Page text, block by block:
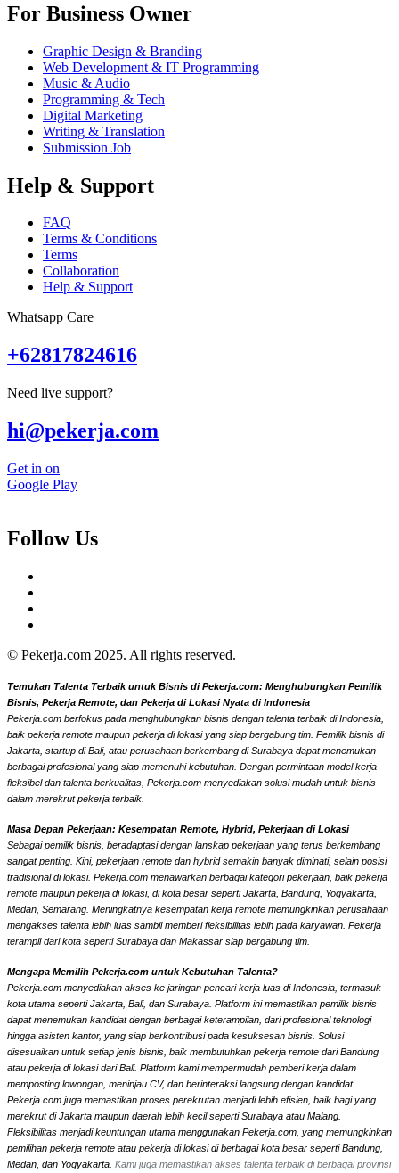
For Business Owner
Graphic Design & Branding
Web Development & IT Programming
Music & Audio
Programming & Tech
Digital Marketing
Writing & Translation
Submission Job
Help & Support
FAQ
Terms & Conditions
Terms
Collaboration
Help & Support
Whatsapp Care
+62817824616
Need live support?
hi@pekerja.com
Get in on
Google Play
Follow Us
© Pekerja.com 2025. All rights reserved.
Temukan Talenta Terbaik untuk Bisnis di Pekerja.com: Menghubungkan Pemilik
Bisnis, Pekerja Remote, dan Pekerja di Lokasi Nyata di Indonesia
Pekerja.com berfokus pada menghubungkan bisnis dengan talenta terbaik di Indonesia,
baik pekerja remote maupun pekerja di lokasi yang siap bergabung tim. Pemilik bisnis di
Jakarta, startup di Bali, atau perusahaan berkembang di Surabaya dapat menemukan
berbagai profesional yang siap memenuhi kebutuhan. Dengan permintaan model kerja
fleksibel dan talenta berkualitas, Pekerja.com menyediakan solusi mudah untuk bisnis
dalam merekrut pekerja terbaik.
Masa Depan Pekerjaan: Kesempatan Remote, Hybrid, Pekerjaan di Lokasi
Sebagai pemilik bisnis, beradaptasi dengan lanskap pekerjaan yang terus berkembang
sangat penting. Kini, pekerjaan remote dan hybrid semakin banyak diminati, selain posisi
tradisional di lokasi. Pekerja.com menawarkan berbagai kategori pekerjaan, baik pekerja
remote maupun pekerja di lokasi, di kota besar seperti Jakarta, Bandung, Yogyakarta,
Medan, Semarang. Meningkatnya kesempatan kerja remote memungkinkan perusahaan
mengakses talenta lebih luas sambil memberi fleksibilitas lebih pada karyawan. Pekerja
terampil dari kota seperti Surabaya dan Makassar siap bergabung tim.
Mengapa Memilih Pekerja.com untuk Kebutuhan Talenta?
Pekerja.com menyediakan akses ke jaringan pencari kerja luas di Indonesia, termasuk
kota utama seperti Jakarta, Bali, dan Surabaya. Platform ini memastikan pemilik bisnis
dapat menemukan kandidat dengan berbagai keterampilan, dari profesional teknologi
hingga asisten kantor, yang siap berkontribusi pada kesuksesan bisnis. Solusi
disesuaikan untuk setiap jenis bisnis, baik membutuhkan pekerja remote dari Bandung
atau pekerja di lokasi dari Bali. Platform kami mempermudah pemberi kerja dalam
memposting lowongan, meninjau CV, dan berinteraksi langsung dengan kandidat.
Pekerja.com juga memastikan proses perekrutan menjadi lebih efisien, baik bagi yang
merekrut di Jakarta maupun daerah lebih kecil seperti Surabaya atau Malang.
Fleksibilitas menjadi keuntungan utama menggunakan Pekerja.com, yang memungkinkan
pemilihan pekerja remote atau pekerja di lokasi di berbagai kota besar seperti Bandung,
Medan, dan Yogyakarta. Kami juga memastikan akses talenta terbaik di berbagai provinsi